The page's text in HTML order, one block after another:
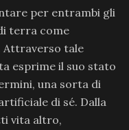
per entrambi gli
terra come
Attraverso tale
esprime il suo stato
una sorta di
di sé. Dalla
vita altro,